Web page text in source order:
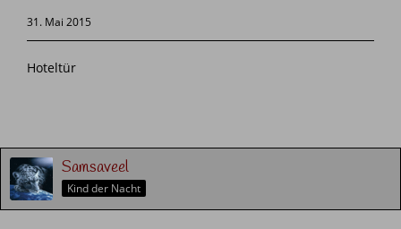
31. Mai 2015
Hoteltür
Samsaveel
Kind der Nacht